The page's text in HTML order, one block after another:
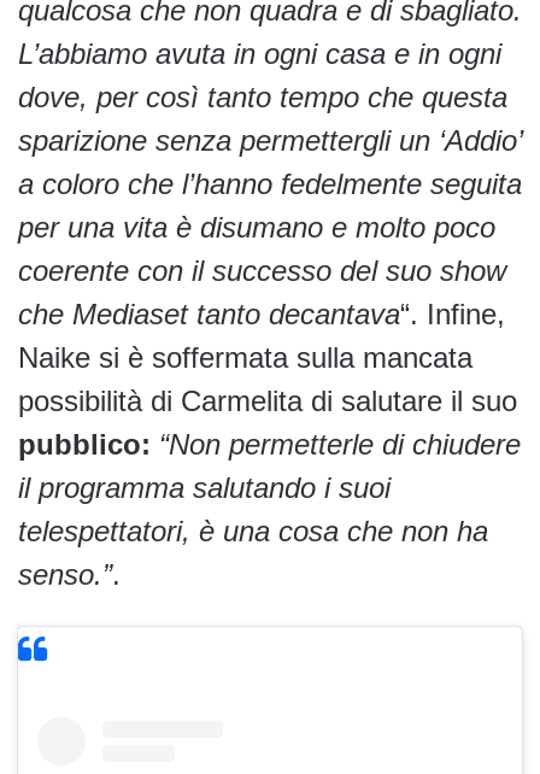
qualcosa che non quadra e di sbagliato.
L’abbiamo avuta in ogni casa e in ogni
dove, per così tanto tempo che questa
sparizione senza permettergli un ‘Addio’
a coloro che l’hanno fedelmente seguita
per una vita è disumano e molto poco
coerente con il successo del suo show
che Mediaset tanto decantava“. Infine,
Naike si è soffermata sulla mancata
possibilità di Carmelita di salutare il suo
pubblico: “Non permetterle di chiudere
il programma salutando i suoi
telespettatori, è una cosa che non ha
senso.”.